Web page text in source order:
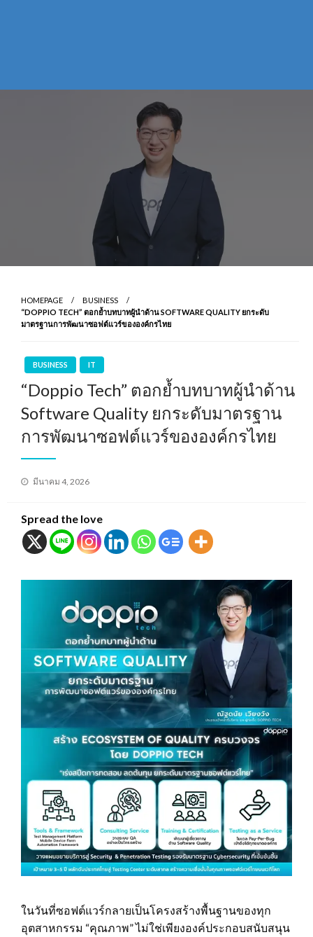
HOMEPAGE
BUSINESS
“DOPPIO TECH” ตอกย้ำบทบาทผู้นำด้าน SOFTWARE QUALITY ยกระดับ
มาตรฐานการพัฒนาซอฟต์แวร์ขององค์กรไทย
BUSINESS IT
“Doppio Tech” ตอกย้ำบทบาทผู้นำด้าน
Software Quality ยกระดับมาตรฐาน
การพัฒนาซอฟต์แวร์ขององค์กรไทย
Posted
มีนาคม 4, 2026
Spread the love
ในวันที่ซอฟต์แวร์กลายเป็นโครงสร้างพื้นฐานของทุก
อุตสาหกรรม “คุณภาพ” ไม่ใช่เพียงองค์ประกอบสนับสนุน